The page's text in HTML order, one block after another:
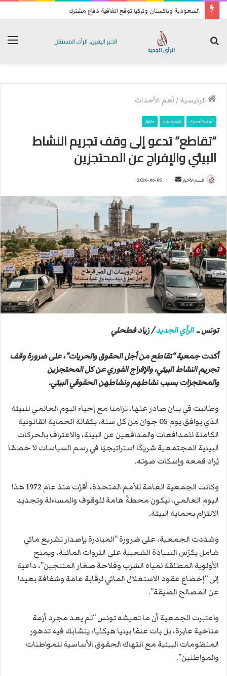
السعودية وباكستان وتركيا توقع اتفاقية دفاع مشترك
الرئيسية /أهم الأحداث
أهم الأحداث اقتصاديات طاقة
“تقاطع” تدعو إلى وقف تجريم النشاط
البيئي والإفراج عن المحتجزين
قسم الأخبار
ر
ي
د
ا
إ
ل
ك
ا
2026-06-05
تونس ــالرأي الجديد/ زياد فطحلي
أكدت جمعية “تقاطع من أجل الحقوق والحريات”، على ضرورة وقف
تجريم النشاط البيئي، والإفراج الفوري عن كل المحتجزين
والمحتجزات بسبب نشاطهم ونشاطهن الحقوقي البيئي.
وطالبت في بيان صادر عنها، تزامنا مع إحياء اليوم العالمي للبيئة
الذي يوافق يوم 05 جوان من كل سنة، بكفالة الحماية القانونية
الكاملة للمدافعات والمدافعين عن البيئة، والاعتراف بالحركات
البيئية المجتمعية شريكًا استراتيجيًا في رسم السياسات لا خصمًا
يُراد قمعه وإسكات صوته.
وكانت الجمعية العامة للأمم المتحدة، أقرّت منذ عام 1972 هذا
اليوم العالمي، ليكون محطةً هامة للوقوف والمساءلة وتجديد
الالتزام بحماية البيئة.
وشددت الجمعية، على ضرورة “المبادرة بإصدار تشريع مائي
شامل يكرّس السيادة الشعبية على الثروات المائية، ويمنح
الأولوية المطلقة لمياه الشرب وفلاحة صغار المنتجين”، داعية
إلى “إخضاع عقود الاستغلال المائي لرقابة عامة وشفافة بعيدا
عن المصالح الضيقة”.
واعتبرت الجمعية أن ما تعيشه تونس “لم يعد مجرد أزمة
مناخية عابرة، بل بات عنفا بيئيا هيكليا، يتشابك فيه تدهور
المنظومات البيئية مع انتهاك الحقوق الأساسية للمواطنات
والمواطنين”.